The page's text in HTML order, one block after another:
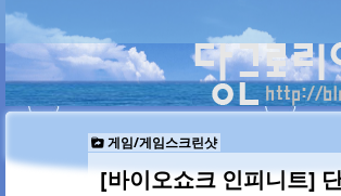
게임/게임스크린샷
[바이오쇼크 인피니트]